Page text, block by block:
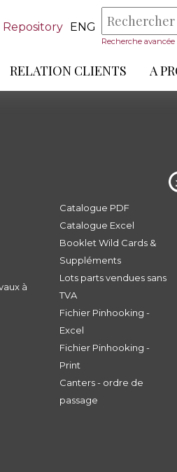
Repository ENG
Recherche avancée
RELATION CLIENTS A
à
Catalogue PDF
Catalogue Excel
Booklet Wild Cards &
Suppléments
Lots parts vendues sans
TVA
Fichier Pinhooking -
Excel
Fichier Pinhooking -
Print
Canters - ordre de
passage